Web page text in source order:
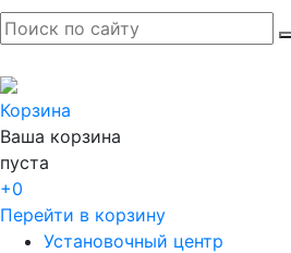
Корзина
Ваша корзина
пуста
+0
Перейти в корзину
Установочный центр